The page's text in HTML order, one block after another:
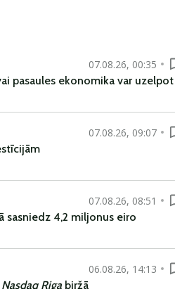
07.08.26, 00:35
pasaules ekonomika var uzelpot
07.08.26, 09:07
07.08.26, 08:51
sasniedz 4,2 miljonus eiro
06.08.26, 14:13
Nasdaq Riga biržā